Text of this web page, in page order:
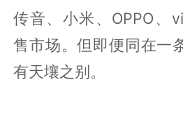
传音、小米、OPPO、
售市场。但即便同在一
有天壤之别。